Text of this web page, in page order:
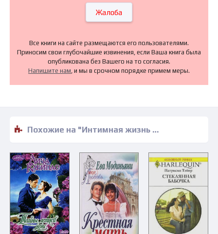
Жалоба
Все книги на сайте размещаются его пользователями.
Приносим свои глубочайшие извинения, если Ваша книга была
опубликована без Вашего на то согласия.
Напишите нам, и мы в срочном порядке примем меры.
Похожие на "Интимная жизнь моей тетушки - Мейвис Чик" книги читать бесплатно полные версии